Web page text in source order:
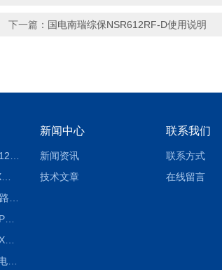
下一篇： 国电南瑞综保NSR612RF-D使用说明
国电南自PSL641UX使用说明书
PSL-646U国电南自PSL646U综合保护装置
国电南自PST-645UX微机综保
国电南瑞PSM692U电动保护装置
新闻中心
新闻资讯
技术文章
联系我们
联系方式
在线留言